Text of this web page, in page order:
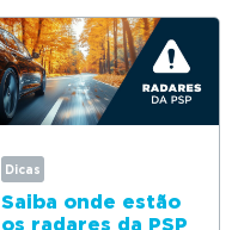
Dicas
Saiba onde estão
os radares da PSP